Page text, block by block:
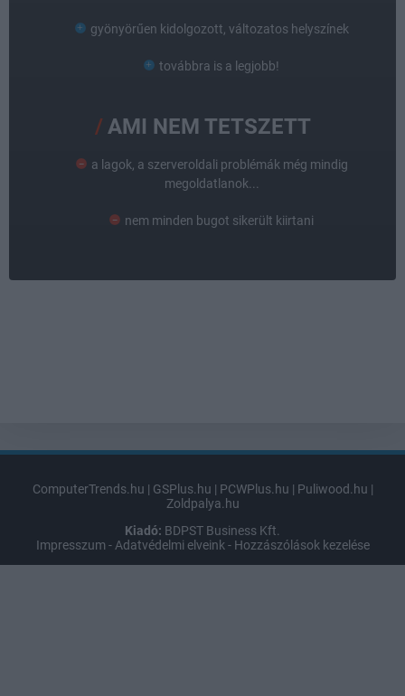
gyönyörűen kidolgozott, változatos helyszínek
továbbra is a legjobb!
AMI NEM TETSZETT
a lagok, a szerveroldali problémák még mindig
megoldatlanok...
nem minden bugot sikerült kiirtani
ComputerTrends.hu | GSPlus.hu | PCWPlus.hu | Puliwood.hu |
Zoldpalya.hu
Kiadó: BDPST Business Kft.
Impresszum - Adatvédelmi elveink - Hozzászólások kezelése